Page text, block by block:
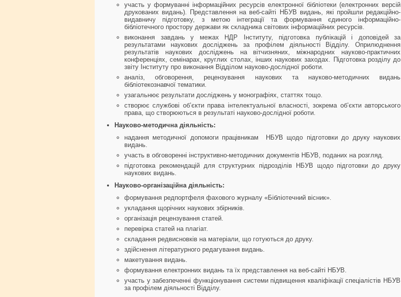
участь у формуванні інформаційних ресурсів електронної бібліотеки (електронних версій
друкованих видань). Представлення на веб-сайті НБУВ видань, які пройшли редакційно-
видавничу підготовку, з метою інтеграції та формування єдиного інформаційно-
бібліотечного простору держави як складника світових інформаційних ресурсів.
виконання завдань у межах НДР Інституту, підготовка публікацій і доповідей за
результатами наукових досліджень за профілем діяльності Відділу. Оприлюднення
результатів наукових досліджень на вітчизняних, міжнародних науково-практичних
конференціях, семінарах, круглих столах, інших наукових заходах. Підготовка розділу до
звіту Інституту про виконання Відділом науково-дослідної роботи.
аналіз, обговорення, рецензування наукових та науково-методичних видань
бібліотекознавчої тематики.
узагальнює результати досліджень у монографіях, статтях тощо.
створює службові об’єкти права інтелектуальної власності, зокрема об’єкти авторського
права, що створюються в результаті науково-дослідної роботи.
Науково-методична діяльність:
надання методичної допомоги працівникам НБУВ щодо підготовки до друку наукових
видань.
участь в обговоренні інструктивно-методичних документів НБУВ, поданих на розгляд.
підготовка рекомендацій для структурних підрозділів НБУВ щодо підготовки до друку
наукових видань.
Науково-організаційна діяльність:
формування редпортфеля фахового журналу «Бібліотечний вісник».
укладання щорічних наукових збірників.
організація рецензування статей.
перевірка статей на плагіат.
складання редвисновків на матеріали, що готуються до друку.
здійснення літературного редагування видань.
макетування видань.
формування електронних видань та їх представлення на веб-сайті НБУВ.
участь у забезпеченні функціонування системи підвищення кваліфікації спеціалістів НБУВ
за профілем діяльності Відділу.